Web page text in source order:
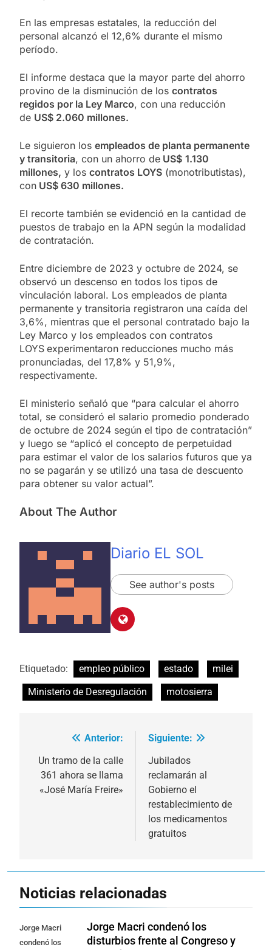
En las empresas estatales, la reducción del
personal alcanzó el 12,6% durante el mismo
período.
El informe destaca que la mayor parte del ahorro
provino de la disminución de los contratos
regidos por la Ley Marco, con una reducción
de US$ 2.060 millones.
Le siguieron los empleados de planta permanente
y transitoria, con un ahorro de US$ 1.130
millones, y los contratos LOYS (monotributistas),
con US$ 630 millones.
El recorte también se evidenció en la cantidad de
puestos de trabajo en la APN según la modalidad
de contratación.
Entre diciembre de 2023 y octubre de 2024, se
observó un descenso en todos los tipos de
vinculación laboral. Los empleados de planta
permanente y transitoria registraron una caída del
3,6%, mientras que el personal contratado bajo la
Ley Marco y los empleados con contratos
LOYS experimentaron reducciones mucho más
pronunciadas, del 17,8% y 51,9%,
respectivamente.
El ministerio señaló que “para calcular el ahorro
total, se consideró el salario promedio ponderado
de octubre de 2024 según el tipo de contratación”
y luego se “aplicó el concepto de perpetuidad
para estimar el valor de los salarios futuros que ya
no se pagarán y se utilizó una tasa de descuento
para obtener su valor actual”.
About The Author
Diario EL SOL
See author's posts
Etiquetado: empleo público estado
milei
Ministerio de Desregulación
motosierra
Navegación
de
entradas
Anterior:
Un tramo de la calle
361 ahora se llama
«José María Freire»
Siguiente:
Jubilados
reclamarán al
Gobierno el
restablecimiento de
los medicamentos
gratuitos
Noticias relacionadas
Jorge Macri
condenó los
Jorge Macri condenó los
disturbios frente al Congreso y